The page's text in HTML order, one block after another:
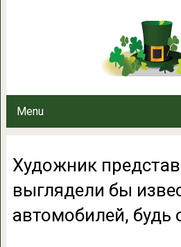
Menu
Художник
Художник
выглядели бы
автомобилей,